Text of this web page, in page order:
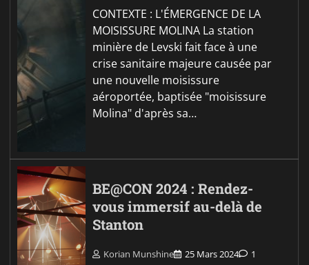
CONTEXTE : L'ÉMERGENCE DE LA
MOISISSURE MOLINA La station
minière de Levski fait face à une
crise sanitaire majeure causée par
une nouvelle moisissure
aéroportée, baptisée "moisissure
Molina" d'après sa…
BE@CON 2024 : Rendez-
vous immersif au-delà de
Stanton
Korian Munshine 25 Mars 2024 1